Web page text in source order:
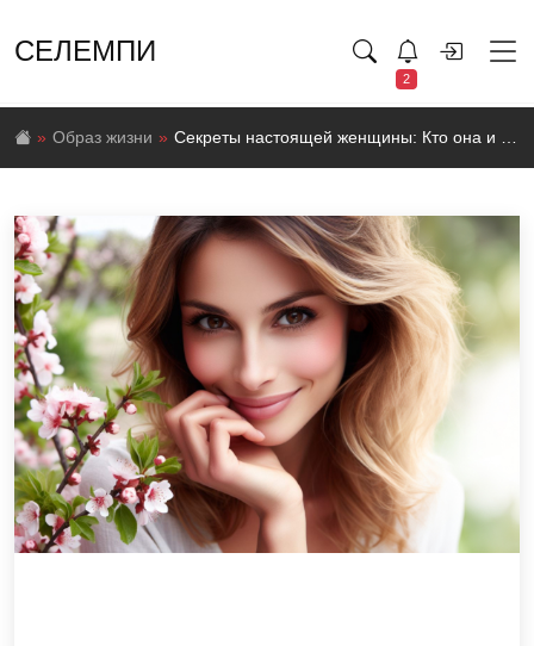
СЕЛЕМПИ
2
Образ жизни Секреты настоящей женщины: Кто она и как она обретает гармонию в жизни